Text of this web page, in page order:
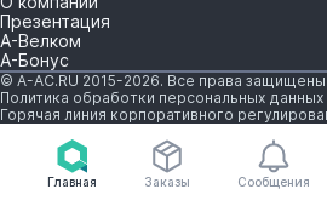
Главная Заказы Сообщения
Презентация
А-Велком
А-Бонус
© A-AC.RU 2015-2026. Все права защищены.
Политика обработки персональных данных
Горячая линия корпоративного